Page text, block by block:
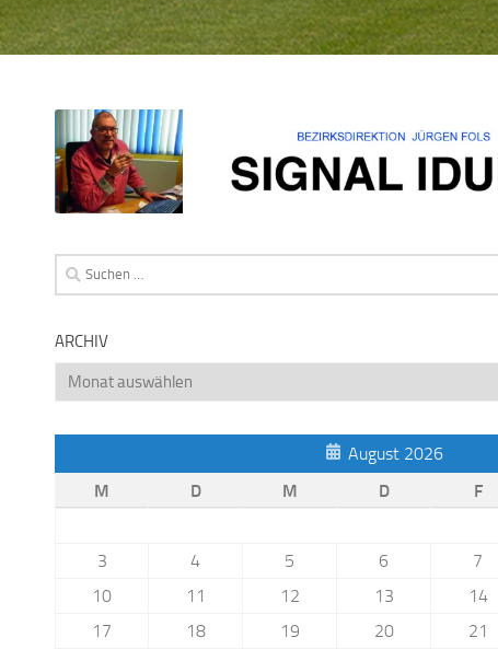
Suchen
nach:
ARCHIV
Archiv
August 2026
M
D M D F
3
4 5 6 7
10
11 12 13 14
17
18 19 20 21